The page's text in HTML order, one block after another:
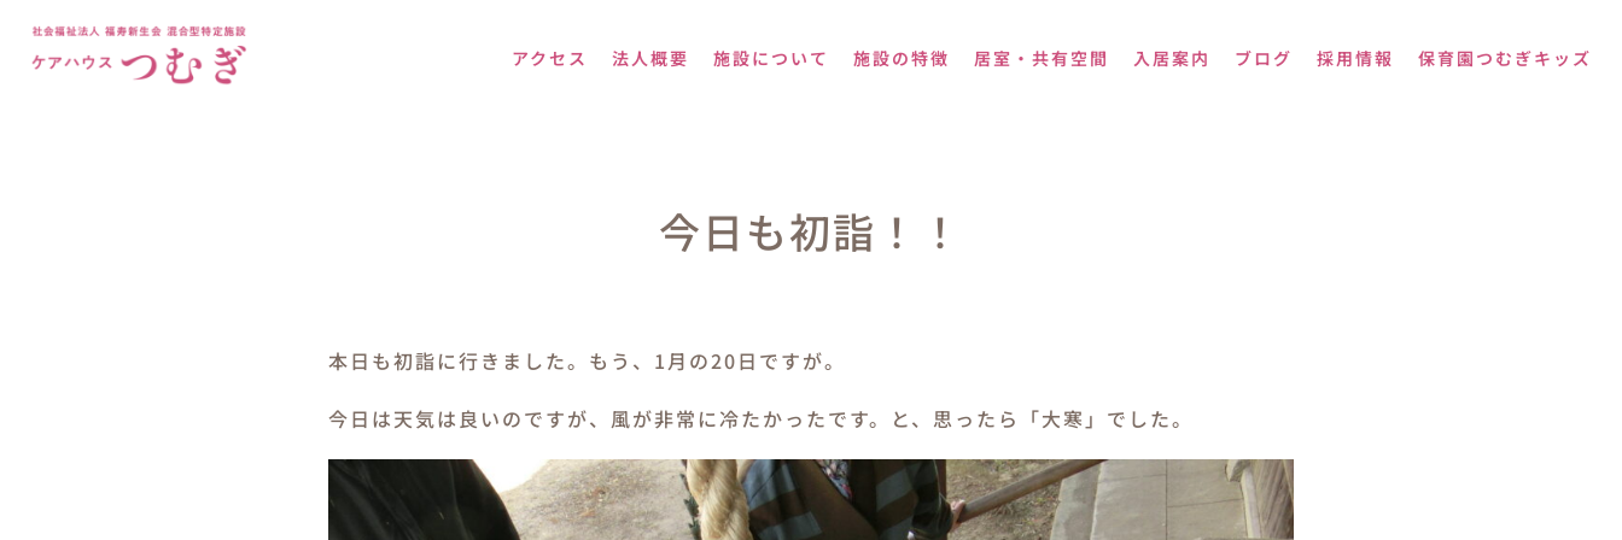
アクセス 法人概要 施設について 施設の特徴 居室・共有空間 入居案内 ブログ 採用情報 保育園つむぎキッズ
今日も初詣！！
本日も初詣に行きました。もう、1月の20日ですが。
今日は天気は良いのですが、風が非常に冷たかったです。と、思ったら「大寒」でした。